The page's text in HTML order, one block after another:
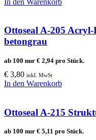
Ottoseal A-205
betongrau
ab 100 nur € 2,94 pro Stück.
€ 3,80 inkl. MwSt
In den Warenkorb
Ottoseal A-215
ab 100 nur € 5,11 pro Stück.